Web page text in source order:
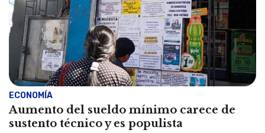
ECONOMÍA
Aumento del sueldo mínimo carece de
sustento técnico y es populista